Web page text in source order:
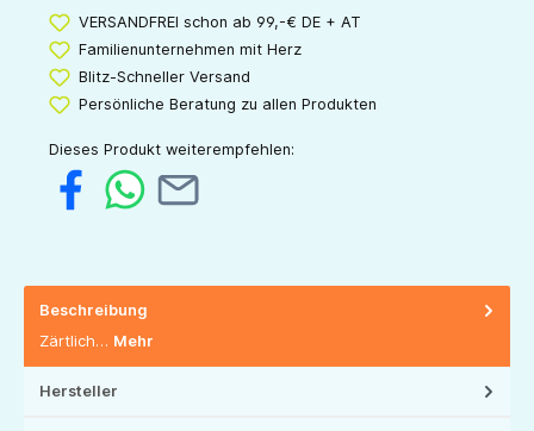
VERSANDFREI schon ab 99,-€ DE + AT
Familienunternehmen mit Herz
Blitz-Schneller Versand
Persönliche Beratung zu allen Produkten
Dieses Produkt weiterempfehlen:
Beschreibung
Zärtlich… Mehr
Hersteller